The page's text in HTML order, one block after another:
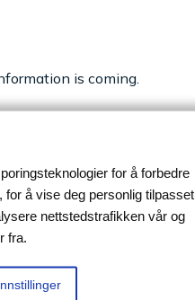
for å forbedre
å vise deg personlig tilpasset
nettstedstrafikken vår og
fra.
is coming.